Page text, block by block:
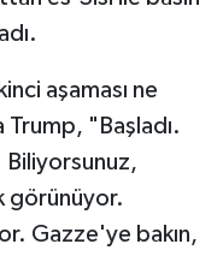
aşaması ne
"Başladı.
Biliyorsunuz,
görünüyor.
Gazze'ye bakın,